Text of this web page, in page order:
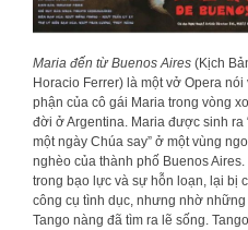
Maria đến từ Buenos Aires(Kịch
Horacio Ferrer) là một vở Opera nói
phận của cô gái Maria trong vòng
đời ở Argentina. Maria được sinh ra
một ngày Chúa say” ở một vùng
nghèo của thành phố Buenos Aires.
trong bạo lực và sự hỗn loạn, lại bị
công cụ tình dục, nhưng nhờ
Tango nàng đã tìm ra lẽ sống.